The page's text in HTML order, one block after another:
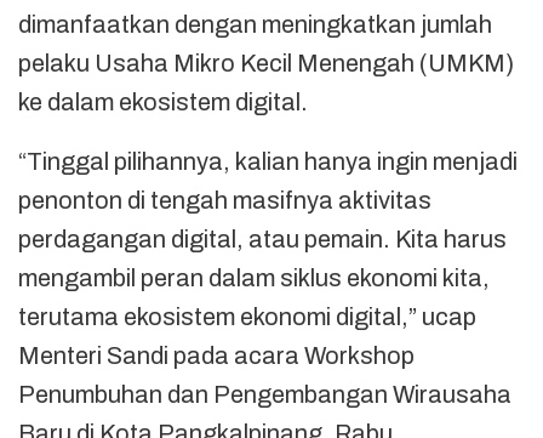
dimanfaatkan dengan meningkatkan jumlah
pelaku Usaha Mikro Kecil Menengah (UMKM)
ke dalam ekosistem digital.
“Tinggal pilihannya, kalian hanya ingin menjadi
penonton di tengah masifnya aktivitas
perdagangan digital, atau pemain. Kita harus
mengambil peran dalam siklus ekonomi kita,
terutama ekosistem ekonomi digital,” ucap
Menteri Sandi pada acara Workshop
Penumbuhan dan Pengembangan Wirausaha